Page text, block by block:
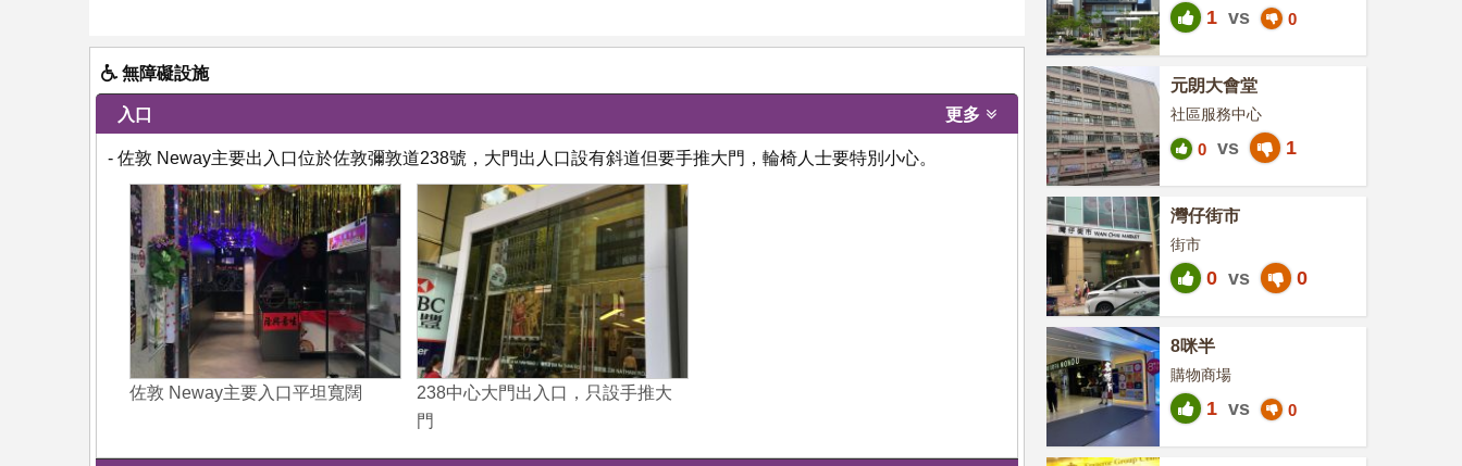
無障礙設施
入口 更多
- 佐敦 Neway主要出入口位於佐敦彌敦道238號，大門出人口設有斜道但要手推大門，輪椅人士要特別小心。
佐敦 Neway主要入口平坦寬闊
238中心大門出入口，只設手推大
門
1 vs 0
元朗大會堂
社區服務中心
0 vs 1
灣仔街市
街市
0 vs 0
8咪半
購物商場
1 vs 0